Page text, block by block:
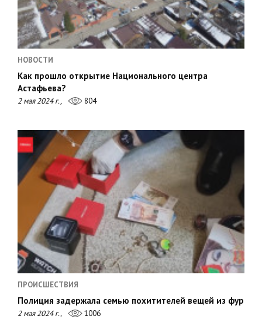
НОВОСТИ
Как прошло открытие Национального центра
Астафьева?
2 мая 2024 г., 804
ПРОИСШЕСТВИЯ
Полиция задержала семью похитителей вещей из фур
2 мая 2024 г., 1006